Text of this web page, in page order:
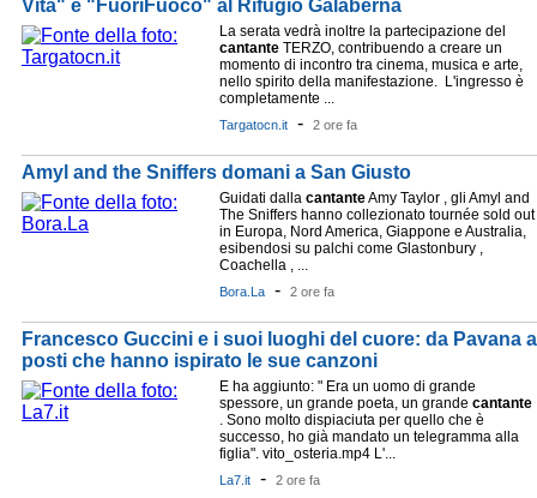
Vita" e "FuoriFuoco" al Rifugio Galaberna
La serata vedrà inoltre la partecipazione del
cantante TERZO, contribuendo a creare un
momento di incontro tra cinema, musica e arte,
nello spirito della manifestazione. L'ingresso è
completamente ...
Targatocn.it - 2 ore fa
Amyl and the Sniffers domani a San Giusto
Guidati dalla cantanteAmy Taylor , gli Amyl and
The Sniffers hanno collezionato tournée sold out
in Europa, Nord America, Giappone e Australia,
esibendosi su palchi come Glastonbury ,
Coachella , ...
Bora.La - 2 ore fa
Francesco Guccini e i suoi luoghi del cuore: da Pavana
posti che hanno ispirato le sue canzoni
E ha aggiunto: " Era un uomo di grande
spessore, un grande poeta, un grande cantante
. Sono molto dispiaciuta per quello che è
successo, ho già mandato un telegramma alla
figlia". vito_osteria.mp4 L'...
La7.it - 2 ore fa